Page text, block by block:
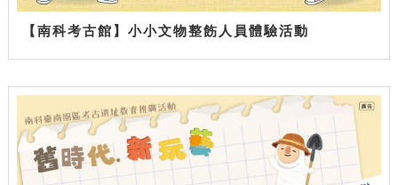
【南科考古館】小小文物整飭人員體驗活動